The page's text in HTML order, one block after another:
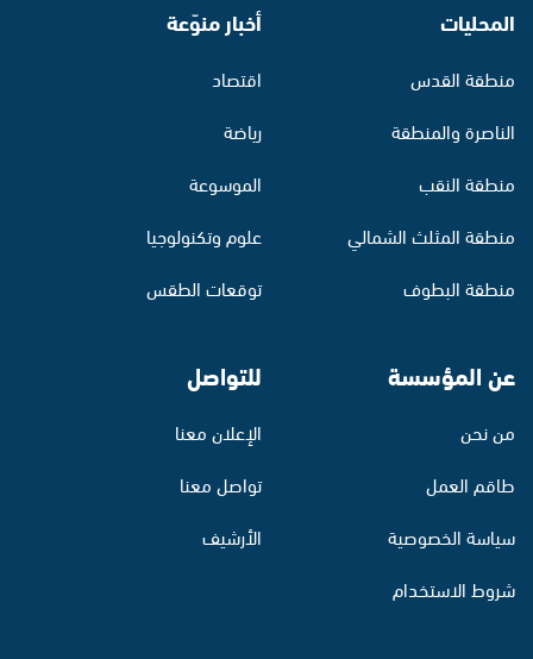
المحليات
منطقة القدس
الناصرة والمنطقة
منطقة النقب
منطقة المثلث الشمالي
منطقة البطوف
أخبار منوّعة
اقتصاد
رياضة
الموسوعة
علوم وتكنولوجيا
توقعات الطقس
عن المؤسسة
من نحن
طاقم العمل
سياسة الخصوصية
شروط الاستخدام
للتواصل
الإعلان معنا
تواصل معنا
الأرشيف